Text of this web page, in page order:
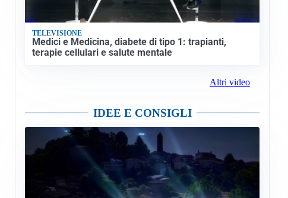
TELEVISIONE
Medici e Medicina, diabete di tipo 1: trapianti,
terapie cellulari e salute mentale
Altri video
IDEE E CONSIGLI